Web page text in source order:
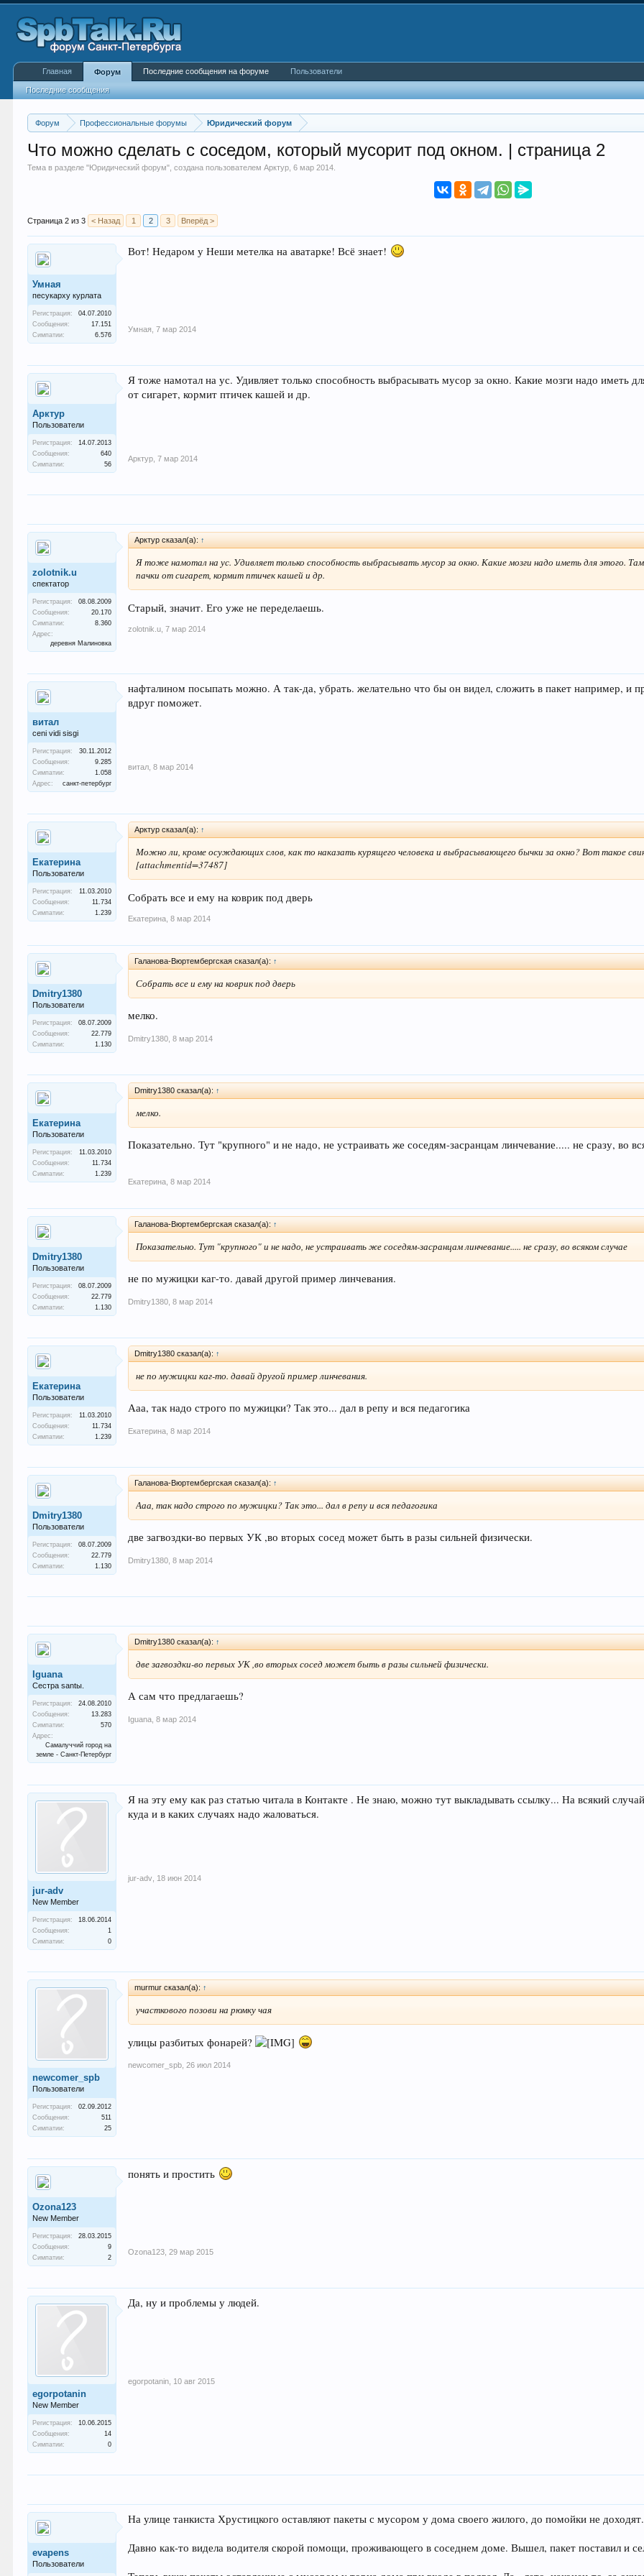
Форум Профессиональные форумы Юридический форум
Что можно сделать с соседом, который мусорит под окном. | страница 2
Тема в разделе "Юридический форум", создана пользователемАрктур ,6 мар 2014
Страница 2 из 3 < Назад 1 2 3 Вперёд >
Умная
песукарху курлата
Регистрация:
04.07.2010
Сообщения:
17.151
Симпатии:
6.576
Вот! Недаром у Неши метелка на аватарке! Всё знает!
Умная 7 мар 2014
Арктур
Пользователи
Регистрация:
14.07.2013
Сообщения:
640
Симпатии:
56
Я тоже намотал на ус. Удивляет только способность выбрасывать мусор за окно. Какие мозги надо иметь
от сигарет, кормит птичек кашей и др.
Арктур 7 мар 2014
zolotnik.u
спектатор
Регистрация:
08.08.2009
Сообщения:
20.170
Симпатии:
8.360
Адрес:
деревня Малиновка
Арктур сказал(а): ↑
Я тоже намотал на ус. Удивляет только способность выбрасывать мусор за окно. Какие мозги надо иметь для этого.
пачки от сигарет, кормит птичек кашей и др.
Старый, значит. Его уже не переделаешь.
zolotnik.u 7 мар 2014
витал
ceni vidi sisgi
Регистрация:
30.11.2012
Сообщения:
9.285
Симпатии:
1.058
Адрес:
санкт-петербург
нафталином посыпать можно. А так-да, убрать. желательно что бы он видел, сложить в пакет например, и
вдруг поможет.
витал 8 мар 2014
Екатерина
Пользователи
Регистрация:
11.03.2010
Сообщения:
11.734
Симпатии:
1.239
Арктур сказал(а): ↑
Можно ли, кроме осуждающих слов, как то наказать курящего человека и выбрасывающего бычки за окно? Вот такое
[attachmentid=37487]
Собрать все и ему на коврик под дверь
Екатерина 8 мар 2014
Dmitry1380
Пользователи
Регистрация:
08.07.2009
Сообщения:
22.779
Симпатии:
1.130
Галанова-Вюртембергская сказал(а): ↑
Собрать все и ему на коврик под дверь
мелко.
Dmitry1380 8 мар 2014
Екатерина
Пользователи
Регистрация:
11.03.2010
Сообщения:
11.734
Симпатии:
1.239
Dmitry1380 сказал(а): ↑
мелко.
Показательно. Тут "крупного" и не надо, не устраивать же соседям-засранцам линчевание..... не сразу, во
Екатерина 8 мар 2014
Dmitry1380
Пользователи
Регистрация:
08.07.2009
Сообщения:
22.779
Симпатии:
1.130
Галанова-Вюртембергская сказал(а): ↑
Показательно. Тут "крупного" и не надо, не устраивать же соседям-засранцам линчевание..... не сразу, во всяком случае
не по мужицки каг-то. давай другой пример линчевания.
Dmitry1380 8 мар 2014
Екатерина
Пользователи
Регистрация:
11.03.2010
Сообщения:
11.734
Симпатии:
1.239
Dmitry1380 сказал(а): ↑
не по мужицки каг-то. давай другой пример линчевания.
Ааа, так надо строго по мужицки? Так это... дал в репу и вся педагогика
Екатерина 8 мар 2014
Dmitry1380
Пользователи
Регистрация:
08.07.2009
Сообщения:
22.779
Симпатии:
1.130
Галанова-Вюртембергская сказал(а): ↑
Ааа, так надо строго по мужицки? Так это... дал в репу и вся педагогика
две загвоздки-во первых УК ,во вторых сосед может быть в разы сильней физически.
Dmitry1380 8 мар 2014
Iguana
Сестра santы.
Регистрация:
24.08.2010
Сообщения:
13.283
Симпатии:
570
Адрес:
Самалуччий город на
земле - Санкт-Петербург
Dmitry1380 сказал(а): ↑
две загвоздки-во первых УК ,во вторых сосед может быть в разы сильней физически.
А сам что предлагаешь?
Iguana 8 мар 2014
jur-adv
New Member
Регистрация:
18.06.2014
Сообщения:
1
Симпатии:
0
Я на эту ему как раз статью читала в Контакте . Не знаю, можно тут выкладывать ссылку... На всякий
куда и в каких случаях надо жаловаться.
jur-adv 18 июн 2014
newcomer_spb
Пользователи
Регистрация:
02.09.2012
Сообщения:
511
Симпатии:
25
murmur сказал(а): ↑
участкового позови на рюмку чая
улицы разбитых фонарей?
newcomer_spb 26 июл 2014
Ozona123
New Member
Регистрация:
28.03.2015
Сообщения:
9
Симпатии:
2
понять и простить
Ozona123 29 мар 2015
egorpotanin
New Member
Регистрация:
10.06.2015
Сообщения:
14
Симпатии:
0
Да, ну и проблемы у людей.
egorpotanin 10 авг 2015
evapens
Пользователи
На улице танкиста Хрустицкого оставляют пакеты с мусором у дома своего жилого, до помойки не доходят.
Давно как-то видела водителя скорой помощи, проживающего в соседнем доме. Вышел, пакет поставил и
Главная Форум
Последние сообщения
Последние сообщения на форуме Пользователи